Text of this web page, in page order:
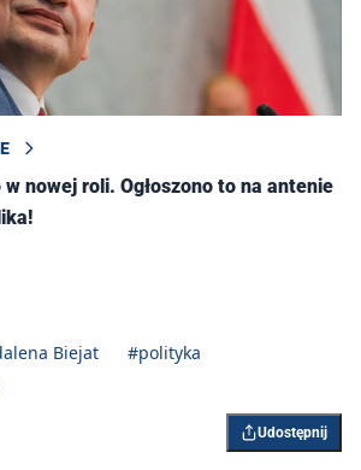
nowej roli. Ogłoszono to na antenie
Biejat
#polityka
Udostępnij